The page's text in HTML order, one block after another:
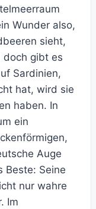
Wunder also,
sieht,
doch gibt es
Sardinien,
hat, wird sie
haben. In
ein
Auge
Beste: Seine
nur wahre
Im